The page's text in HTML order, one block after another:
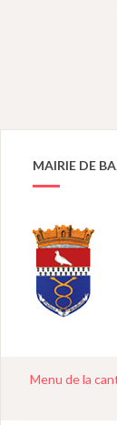
MAIRIE DE
Menu de la